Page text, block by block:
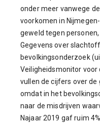
onder meer vanwege
voorkomen in
geweld tegen
Gegevens over
bevolkingsonderzoek
Veiligheidsmonitor voor
vullen de cijfers over
omdat in het
naar de misdrijven
Najaar 2019 gaf ruim